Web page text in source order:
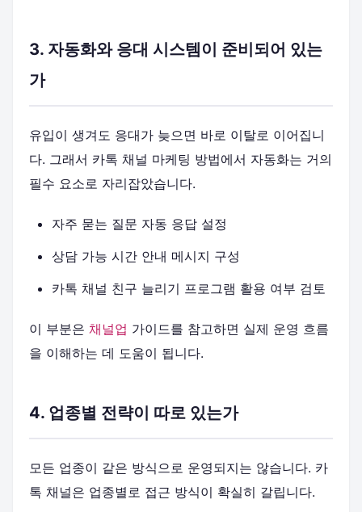
3. 자동화와 응대 시스템이 준비되어 있는
가
유입이 생겨도 응대가 늦으면 바로 이탈로 이어집니
다. 그래서 카톡 채널 마케팅 방법에서 자동화는 거의
필수 요소로 자리잡았습니다.
자주 묻는 질문 자동 응답 설정
상담 가능 시간 안내 메시지 구성
카톡 채널 친구 늘리기 프로그램 활용 여부 검토
이 부분은 채널업 가이드를 참고하면 실제 운영 흐름
을 이해하는 데 도움이 됩니다.
4. 업종별 전략이 따로 있는가
모든 업종이 같은 방식으로 운영되지는 않습니다. 카
톡 채널은 업종별로 접근 방식이 확실히 갈립니다.